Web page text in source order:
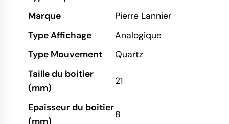
Marque
Pierre Lannier
Type Affichage
Analogique
Type Mouvement
Quartz
Taille du boitier
(mm)
21
Epaisseur du boitier
(mm)
8